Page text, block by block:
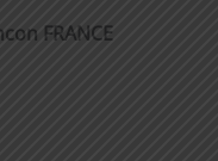
FRANCE